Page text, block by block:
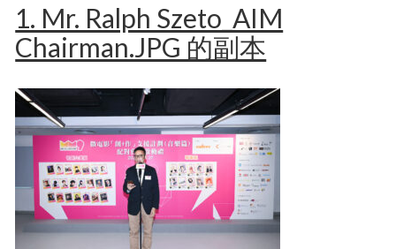
1. Mr. Ralph Szeto_AIM
Chairman.JPG 的副本